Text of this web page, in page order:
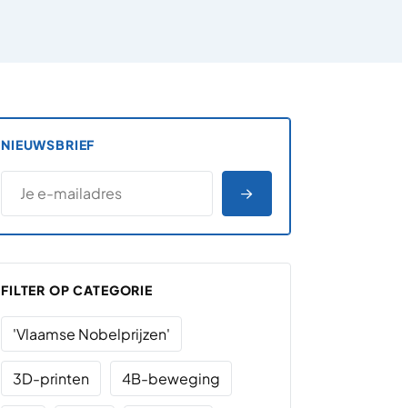
NIEUWSBRIEF
E-MAILADRES
*
AANMELDEN
FILTER OP CATEGORIE
'Vlaamse Nobelprijzen'
3D-printen 4B-beweging